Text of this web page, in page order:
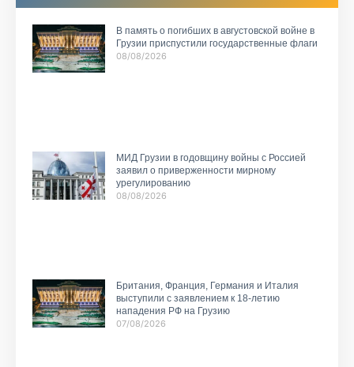
В память о погибших в августовской войне в
Грузии приспустили государственные флаги
08/08/2026
МИД Грузии в годовщину войны с Россией
заявил о приверженности мирному
урегулированию
08/08/2026
Британия, Франция, Германия и Италия
выступили с заявлением к 18-летию
нападения РФ на Грузию
07/08/2026